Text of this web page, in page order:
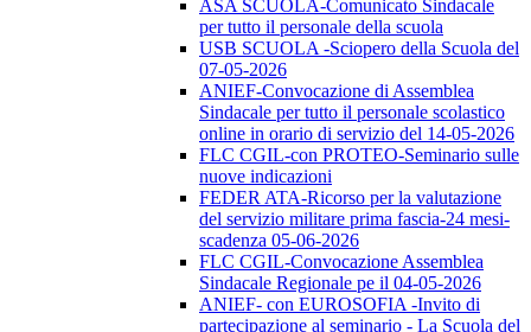
ASA SCUOLA-Comunicato Sindacale
per tutto il personale della scuola
USB SCUOLA -Sciopero della Scuola del
07-05-2026
ANIEF-Convocazione di Assemblea
Sindacale per tutto il personale scolastico
online in orario di servizio del 14-05-2026
FLC CGIL-con PROTEO-Seminario sulle
nuove indicazioni
FEDER ATA-Ricorso per la valutazione
del servizio militare prima fascia-24 mesi-
scadenza 05-06-2026
FLC CGIL-Convocazione Assemblea
Sindacale Regionale pe il 04-05-2026
ANIEF- con EUROSOFIA -Invito di
partecipazione al seminario - La Scuola del